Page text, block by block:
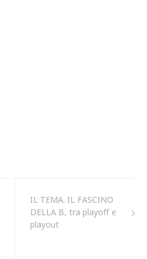
IL TEMA. IL FASCINO
DELLA B, tra playoff e
playout